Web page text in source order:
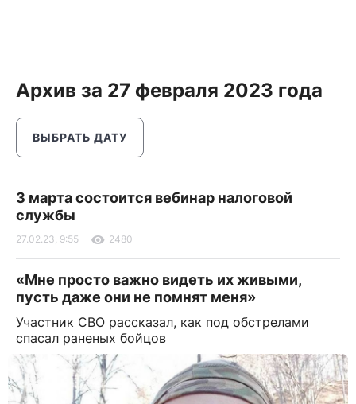
Архив за 27 февраля 2023 года
ВЫБРАТЬ ДАТУ
3 марта состоится вебинар налоговой
службы
27.02.23, 9:55 2480
«Мне просто важно видеть их живыми,
пусть даже они не помнят меня»
Участник СВО рассказал, как под обстрелами
спасал раненых бойцов